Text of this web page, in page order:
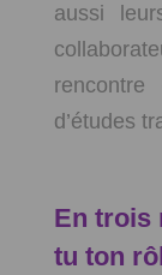
aussi
d’études
En trois
tu ton